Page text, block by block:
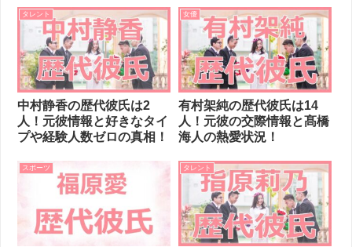
タレント
中村静香の歴代彼氏は2
人！元彼情報と好きなタイ
プや経験人数ゼロの真相！
女優
有村架純の歴代彼氏は14
人！元彼の交際情報と髙橋
海人の熱愛状況！
スポーツ タレント